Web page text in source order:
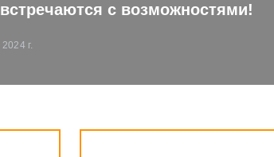
с возможностями!
г.